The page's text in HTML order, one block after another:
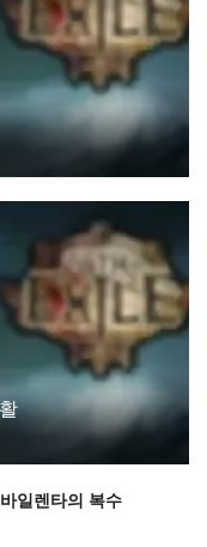
일렌타의 복수